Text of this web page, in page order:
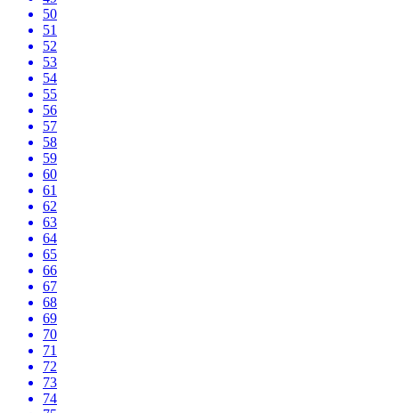
50
51
52
53
54
55
56
57
58
59
60
61
62
63
64
65
66
67
68
69
70
71
72
73
74